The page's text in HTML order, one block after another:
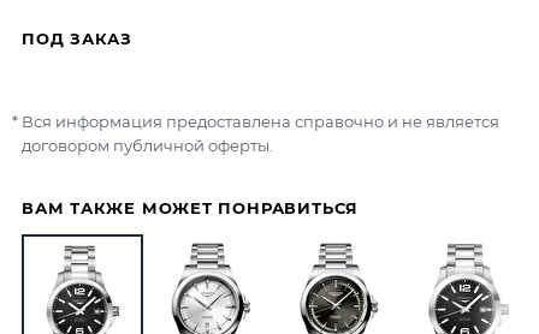
ВАМ ТАКЖЕ МОЖЕТ ПОНРАВИТЬСЯ
ПОД ЗАКАЗ
Вся информация предоставлена справочно и не является
договором публичной оферты.